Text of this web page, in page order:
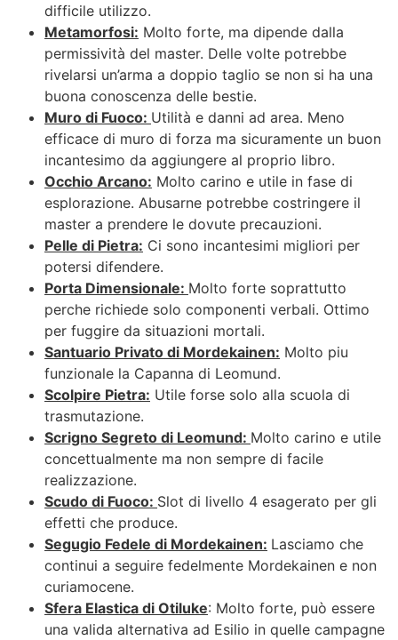
difficile utilizzo.
Metamorfosi: Molto forte, ma dipende dalla
permissività del master. Delle volte potrebbe
rivelarsi un’arma a doppio taglio se non si ha una
buona conoscenza delle bestie.
Muro di Fuoco: Utilità e danni ad area. Meno
efficace di muro di forza ma sicuramente un buon
incantesimo da aggiungere al proprio libro.
Occhio Arcano: Molto carino e utile in fase di
esplorazione. Abusarne potrebbe costringere il
master a prendere le dovute precauzioni.
Pelle di Pietra: Ci sono incantesimi migliori per
potersi difendere.
Porta Dimensionale: Molto forte soprattutto
perche richiede solo componenti verbali. Ottimo
per fuggire da situazioni mortali.
Santuario Privato di Mordekainen: Molto piu
funzionale la Capanna di Leomund.
Scolpire Pietra: Utile forse solo alla scuola di
trasmutazione.
Scrigno Segreto di Leomund: Molto carino e utile
concettualmente ma non sempre di facile
realizzazione.
Scudo di Fuoco: Slot di livello 4 esagerato per gli
effetti che produce.
Segugio Fedele di Mordekainen: Lasciamo che
continui a seguire fedelmente Mordekainen e non
curiamocene.
Sfera Elastica di Otiluke: Molto forte, può essere
una valida alternativa ad Esilio in quelle campagne